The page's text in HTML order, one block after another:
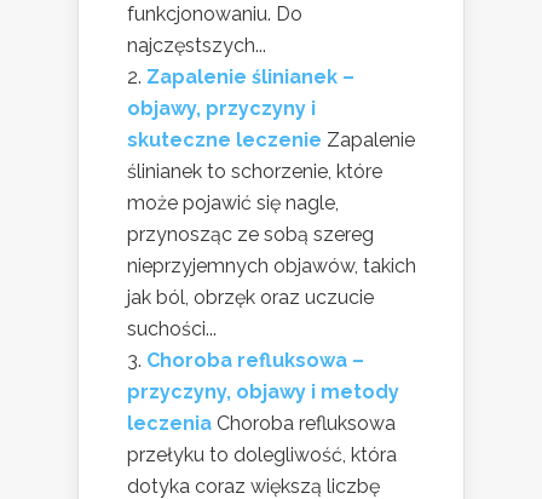
funkcjonowaniu. Do
najczęstszych...
Zapalenie ślinianek –
objawy, przyczyny i
skuteczne leczenie Zapalenie
ślinianek to schorzenie, które
może pojawić się nagle,
przynosząc ze sobą szereg
nieprzyjemnych objawów, takich
jak ból, obrzęk oraz uczucie
suchości...
Choroba refluksowa –
przyczyny, objawy i metody
leczenia Choroba refluksowa
przełyku to dolegliwość, która
dotyka coraz większą liczbę